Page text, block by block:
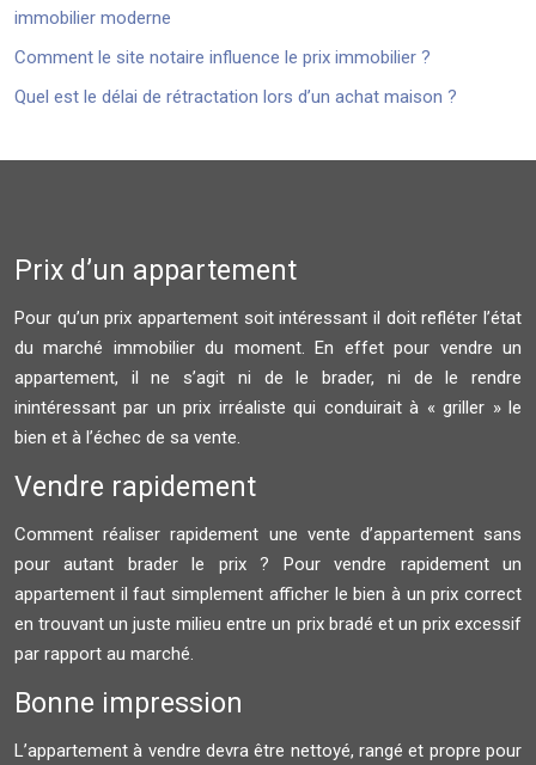
immobilier moderne
Comment le site notaire influence le prix immobilier ?
Quel est le délai de rétractation lors d’un achat maison ?
Prix d’un appartement
Pour qu’un prix appartement soit intéressant il doit refléter l’état
du marché immobilier du moment. En effet pour vendre un
appartement, il ne s’agit ni de le brader, ni de le rendre
inintéressant par un prix irréaliste qui conduirait à « griller » le
bien et à l’échec de sa vente.
Vendre rapidement
Comment réaliser rapidement une vente d’appartement sans
pour autant brader le prix ? Pour vendre rapidement un
appartement il faut simplement afficher le bien à un prix correct
en trouvant un juste milieu entre un prix bradé et un prix excessif
par rapport au marché.
Bonne impression
L’appartement à vendre devra être nettoyé, rangé et propre pour